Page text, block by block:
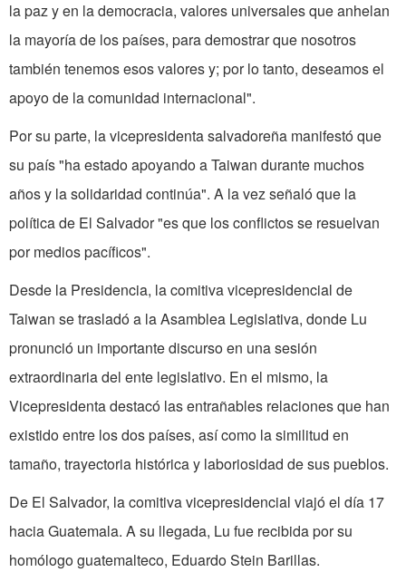
la paz y en la democracia, valores universales que anhelan
la mayoría de los países, para demostrar que nosotros
también tenemos esos valores y; por lo tanto, deseamos el
apoyo de la comunidad internacional".
Por su parte, la vicepresidenta salvadoreña manifestó que
su país "ha estado apoyando a Taiwan durante muchos
años y la solidaridad continúa". A la vez señaló que la
política de El Salvador "es que los conflictos se resuelvan
por medios pacíficos".
Desde la Presidencia, la comitiva vicepresidencial de
Taiwan se trasladó a la Asamblea Legislativa, donde Lu
pronunció un importante discurso en una sesión
extraordinaria del ente legislativo. En el mismo, la
Vicepresidenta destacó las entrañables relaciones que han
existido entre los dos países, así como la similitud en
tamaño, trayectoria histórica y laboriosidad de sus pueblos.
De El Salvador, la comitiva vicepresidencial viajó el día 17
hacia Guatemala. A su llegada, Lu fue recibida por su
homólogo guatemalteco, Eduardo Stein Barillas.